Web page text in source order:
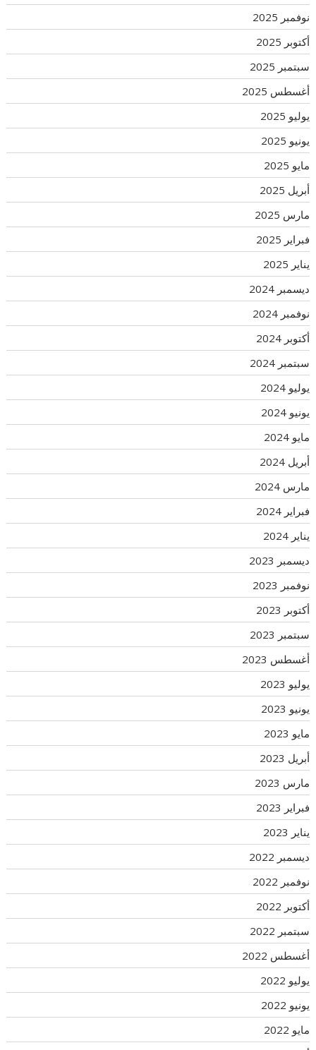
نوفمبر 2025
أكتوبر 2025
سبتمبر 2025
أغسطس 2025
يوليو 2025
يونيو 2025
مايو 2025
أبريل 2025
مارس 2025
فبراير 2025
يناير 2025
ديسمبر 2024
نوفمبر 2024
أكتوبر 2024
سبتمبر 2024
يوليو 2024
يونيو 2024
مايو 2024
أبريل 2024
مارس 2024
فبراير 2024
يناير 2024
ديسمبر 2023
نوفمبر 2023
أكتوبر 2023
سبتمبر 2023
أغسطس 2023
يوليو 2023
يونيو 2023
مايو 2023
أبريل 2023
مارس 2023
فبراير 2023
يناير 2023
ديسمبر 2022
نوفمبر 2022
أكتوبر 2022
سبتمبر 2022
أغسطس 2022
يوليو 2022
يونيو 2022
مايو 2022